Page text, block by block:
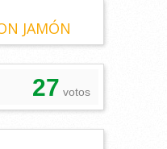
JAMÓN
27 votos